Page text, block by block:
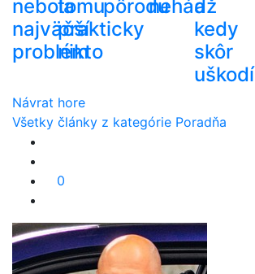
nebola
najväčší
problém
tomu
prakticky
nikto
pôrodunehádž
a
kedy
skôr
uškodí
Návrat hore
Všetky články z kategórie Poradňa
0